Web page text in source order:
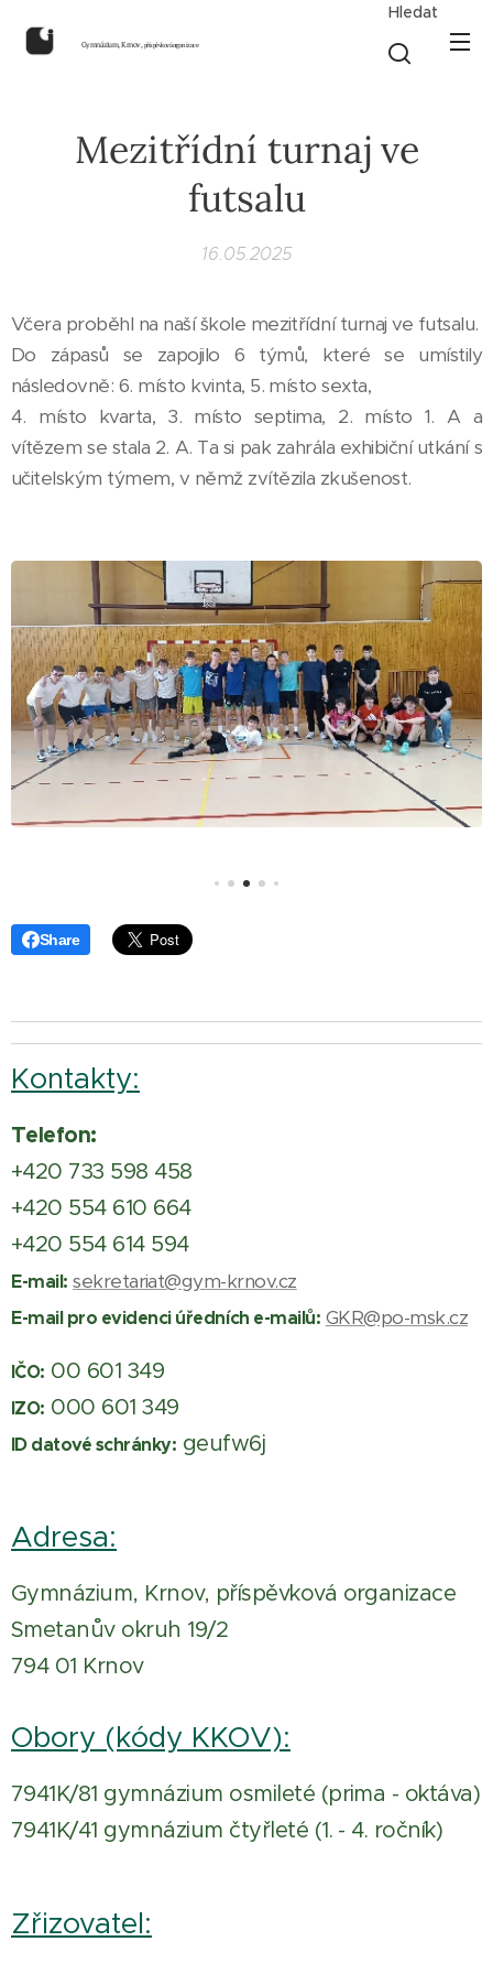
Gymnázium, Krnov,příspěvková organizace
Hledat
Mezitřídní turnaj ve
futsalu
16.05.2025
Včera proběhl na naší škole mezitřídní turnaj ve futsalu.
Do zápasů se zapojilo 6 týmů, které se umístily
následovně: 6. místo kvinta, 5. místo sexta,
4. místo kvarta, 3. místo septima, 2. místo 1. A a
vítězem se stala 2. A. Ta si pak zahrála exhibiční utkání s
učitelským týmem, v němž zvítězila zkušenost.
Share
Kontakty:
Telefon:
+420 733 598 458
+420 554 610 664
+420 554 614 594
E-mail: sekretariat@gym-krnov.cz
E-mail pro evidenci úředních e-mailů: GKR@po-msk.cz
IČO: 00 601 349
IZO: 000 601 349
ID datové schránky: geufw6j
Adresa:
Gymnázium, Krnov, příspěvková organizace
Smetanův okruh 19/2
794 01 Krnov
Obory (kódy KKOV):
7941K/81 gymnázium osmileté (prima - oktáva)
7941K/41 gymnázium čtyřleté (1. - 4. ročník)
Zřizovatel: